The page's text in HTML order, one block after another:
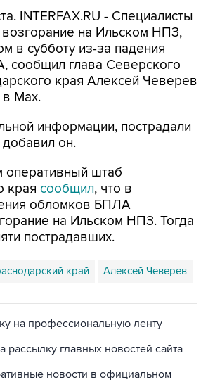
INTERFAX.RU - Специалисты
на Ильском НПЗ,
в субботу из-за падения
сообщил глава Северского
края Алексей Чеверев
Max.
информации, пострадали
он.
оперативный штаб
края сообщил, что в
обломков БПЛА
на Ильском НПЗ. Тогда
пострадавших.
край Алексей Чеверев
на профессиональную ленту
рассылку главных новостей сайта
новости в официальном